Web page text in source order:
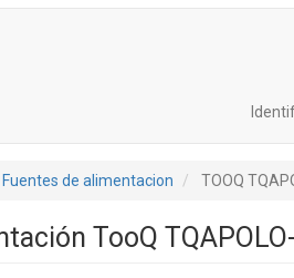
Fuentes de alimentacion TOOQ
TooQ